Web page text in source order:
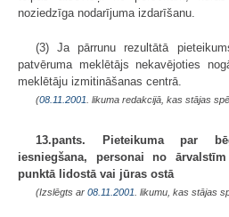
noziedzīga nodarījuma izdarīšanu.
(3) Ja pārrunu rezultātā
patvēruma meklētājs nekavējoties
meklētāju izmitināšanas centrā.
(08.11.2001. likuma redakcijā, kas stājas
13.pants. Pieteikuma par
iesniegšana, personai no
punktā lidostā vai jūras ostā
(Izslēgts ar 08.11.2001. likumu, kas stājas